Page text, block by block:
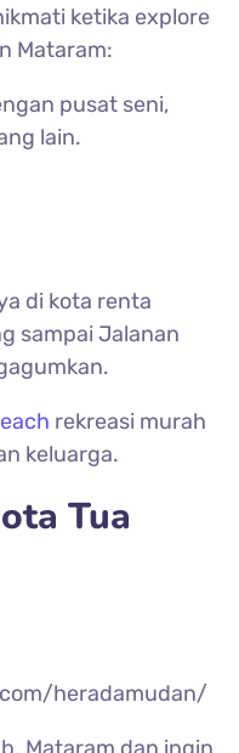
ketika explore
Mataram:
pusat seni,
lain.
di kota renta
sampai Jalanan
rekreasi murah
keluarga.
Tua
heradamudan/